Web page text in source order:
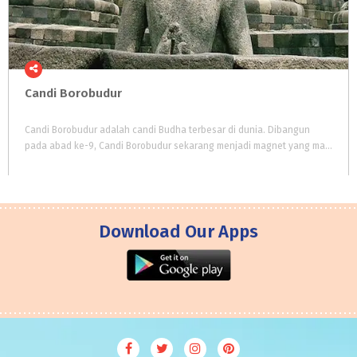
Candi Borobudur
Candi Borobudur adalah candi Budha terbesar di dunia. Dibangun
pada abad ke-9, Candi Borobudur sekarang menjadi magnet yang mampu menarik jutaan wisatawan setiap tahun.
Download Our Apps